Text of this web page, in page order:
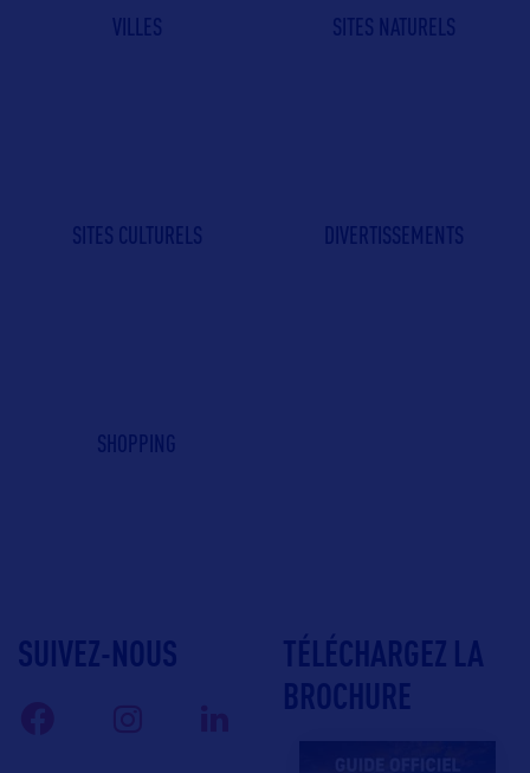
VILLES SITES NATURELS
SITES CULTURELS DIVERTISSEMENTS
SHOPPING
SUIVEZ-NOUS
TÉLÉCHARGEZ LA
BROCHURE